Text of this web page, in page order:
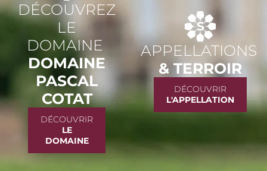
DÉCOUVREZ
LE
DOMAINE
DOMAINE
PASCAL
COTAT
DÉCOUVRIR
LE
DOMAINE
APPELLATIONS
& TERROIR
DÉCOUVRIR
L'APPELLATION